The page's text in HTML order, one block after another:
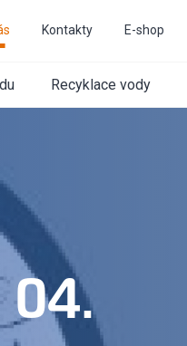
Kontakty E-shop
Recyklace vody
04.